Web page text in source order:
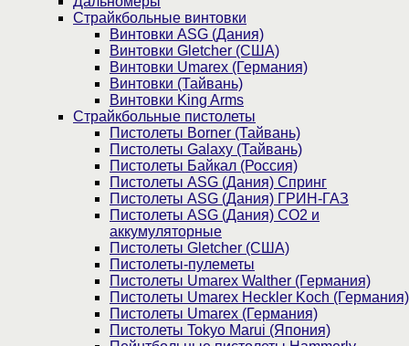
Страйкбольные винтовки
Винтовки ASG (Дания)
Винтовки Gletcher (США)
Винтовки Umarex (Германия)
Винтовки (Тайвань)
Винтовки King Arms
Страйкбольные пистолеты
Пистолеты Borner (Тайвань)
Пистолеты Galaxy (Тайвань)
Пистолеты Байкал (Россия)
Пистолеты ASG (Дания) Спринг
Пистолеты ASG (Дания) ГРИН-ГАЗ
Пистолеты ASG (Дания) CO2 и
аккумуляторные
Пистолеты Gletcher (США)
Пистолеты-пулеметы
Пистолеты Umarex Walther (Германия)
Пистолеты Umarex Heckler Koch (Германия)
Пистолеты Umarex (Германия)
Пистолеты Tokyo Marui (Япония)